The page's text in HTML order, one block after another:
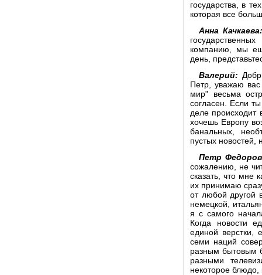
государства, в
которая все
Анна
компанию, мы
день,
Валерий:
Петр, уважаю
мир" весьма
согласен. Если
деле
хочешь Европу
банальных,
пустых новостей,
Петр
сожалению, не
сказать, что мне
их принимаю
от любой другой
немецкой,
я с самого
Когда новости
единой
семи наций
разным бытовым
разными
некоторое блюдо,